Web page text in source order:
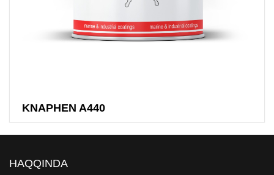
KNAPHEN A440
HAQQINDA